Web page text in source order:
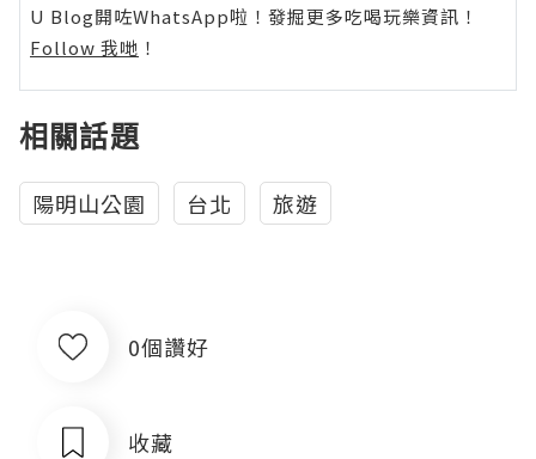
U Blog開咗WhatsApp啦！發掘更多吃喝玩樂資訊！
Follow 我哋 ！
相關話題
陽明山公園 台北 旅遊
0個讚好
收藏